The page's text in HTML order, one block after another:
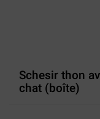
Schesir thon
chat (boîte)